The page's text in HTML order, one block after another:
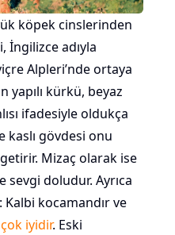
köpek cinslerinden
İngilizce adıyla
Alpleri’nde ortaya
yapılı kürkü, beyaz
ifadesiyle oldukça
kaslı gövdesi onu
Mizaç olarak ise
sevgi doludur. Ayrıca
kocamandır ve
iyidir. Eski